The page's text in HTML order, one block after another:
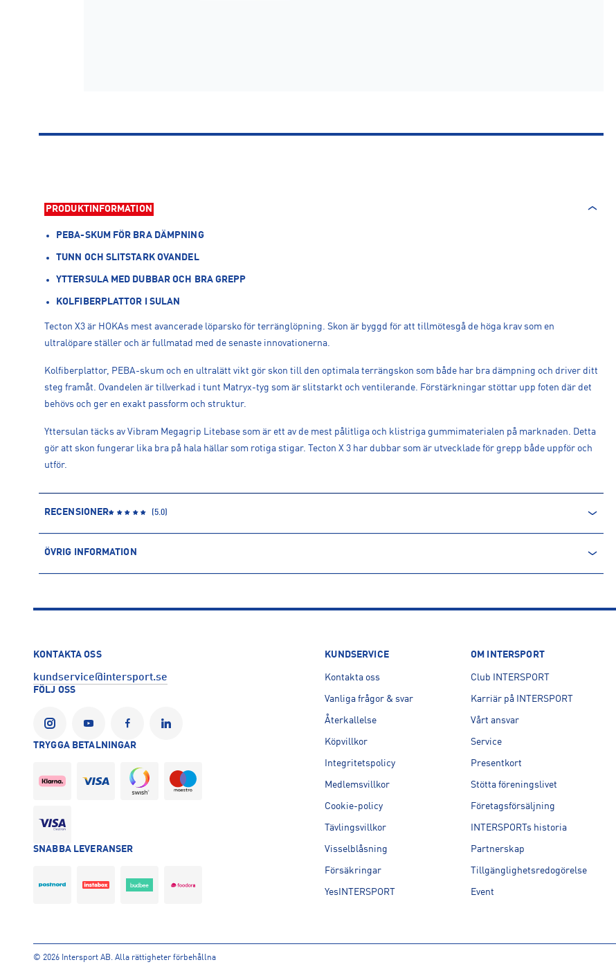
PRODUKTINFORMATION
PEBA-SKUM FÖR BRA DÄMPNING
TUNN OCH SLITSTARK OVANDEL
YTTERSULA MED DUBBAR OCH BRA GREPP
KOLFIBERPLATTOR I SULAN
Tecton X3 är HOKAs mest avancerade löparsko för terränglöpning. Skon är byggd för att tillmötesgå de höga krav som en
ultralöpare ställer och är fullmatad med de senaste innovationerna.
Kolfiberplattor, PEBA-skum och en ultralätt vikt gör skon till den optimala terrängskon som både har bra dämpning och driver ditt
steg framåt. Ovandelen är tillverkad i tunt Matryx-tyg som är slitstarkt och ventilerande. Förstärkningar stöttar upp foten där det
behövs och ger en exakt passform och struktur.
Yttersulan täcks av Vibram Megagrip Litebase som är ett av de mest pålitliga och klistriga gummimaterialen på marknaden. Detta
gör att skon fungerar lika bra på hala hällar som rotiga stigar. Tecton X 3 har dubbar som är utvecklade för grepp både uppför och
utför.
RECENSIONER (5.0)
ÖVRIG INFORMATION
Leverantörens produktnummer: 1155112
Tillverkaradress: 130 Shaftesbury avenue, W1D 5EU, London, UK
KONTAKTA OSS
kundservice@intersport.se
FÖLJ OSS
TRYGGA BETALNINGAR
SNABBA LEVERANSER
KUNDSERVICE
Kontakta oss
Vanliga frågor & svar
Återkallelse
Köpvillkor
Integritetspolicy
Medlemsvillkor
Cookie-policy
Tävlingsvillkor
Visselblåsning
Försäkringar
YesINTERSPORT
OM INTERSPORT
Club INTERSPORT
Karriär på INTERSPORT
Vårt ansvar
Service
Presentkort
Stötta föreningslivet
Företagsförsäljning
INTERSPORTs historia
Partnerskap
Tillgänglighetsredogörelse
Event
© 2026 Intersport AB. Alla rättigheter förbehållna